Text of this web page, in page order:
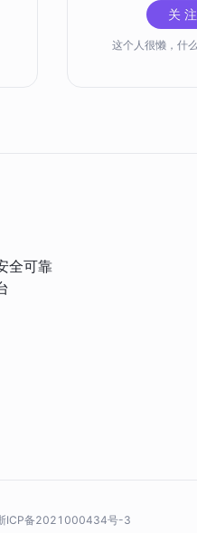
关 注
这个人很懒，什
全可靠
ICP备2021000434号-3